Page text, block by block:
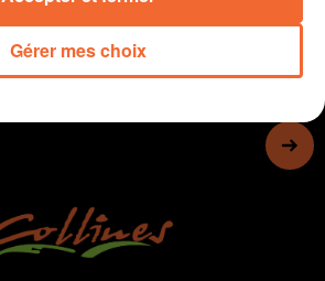
Gérer mes choix